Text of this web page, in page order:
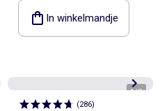
In winkelmandje
1/3
(286)